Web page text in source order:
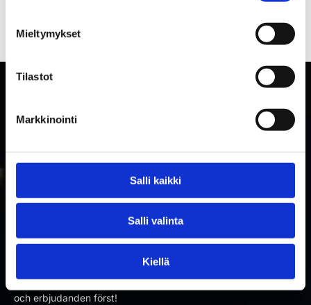
Mieltymykset
Tilastot
Markkinointi
Salli kaikki
Salli valinta
Kiellä
PRENUMERERA PÅ RAKETTITUKKU
NYHETSBREV
Prenumerera på nyhetsbrevet och få information om nyheter
och erbjudanden först!